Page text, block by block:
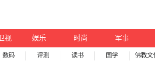
视 娱乐 时尚 军事
数码 评测 读书 国学 佛教文